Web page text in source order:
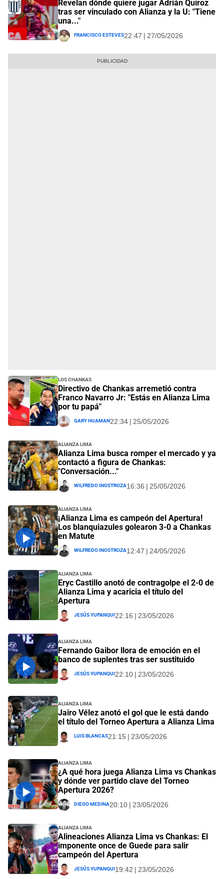
Revelan dónde quiere jugar Adrián Quiroz
tras ser vinculado con Alianza y la U: "Tiene
una..."
Francisco Esteves22:47 | 27/05/2026
Los Chankas
Directivo de Chankas arremetió contra
Franco Navarro Jr: "Estás en Alianza Lima
por tu papá"
Gary Huaman22:34 | 25/05/2026
Alianza Lima
Alianza Lima busca romper el mercado y ya
contactó a figura de Chankas:
"Conversación..."
Wilfredo Inostroza16:36 | 25/05/2026
Alianza Lima
¡Alianza Lima es campeón del Apertura!
Los blanquiazules golearon 3-0 a Chankas
en Matute
Wilfredo Inostroza12:47 | 24/05/2026
Alianza Lima
Eryc Castillo anotó de contragolpe el 2-0 de
Alianza Lima y acaricia el título del
Apertura
Jesús Yupanqui22:16 | 23/05/2026
Alianza Lima
Fernando Gaibor llora de emoción en el
banco de suplentes tras ser sustituido
Jesús Yupanqui22:10 | 23/05/2026
Alianza Lima
Jairo Vélez anotó el gol que le está dando
el título del Torneo Apertura a Alianza Lima
Luis Blancas21:15 | 23/05/2026
Alianza Lima
¿A qué hora juega Alianza Lima vs Chankas
y dónde ver partido clave del Torneo
Apertura 2026?
Diego Medina20:10 | 23/05/2026
Alianza Lima
Alineaciones Alianza Lima vs Chankas: El
imponente once de Guede para salir
campeón del Apertura
Jesús Yupanqui19:42 | 23/05/2026